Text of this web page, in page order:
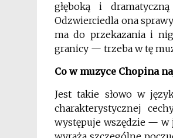
głęboką i
Odzwierciedla ona
ma do przekazania i
granicy — trzeba w tę
Co w muzyce Chopina
Jest takie słowo w
charakterystycznej
występuje wszędzie — w